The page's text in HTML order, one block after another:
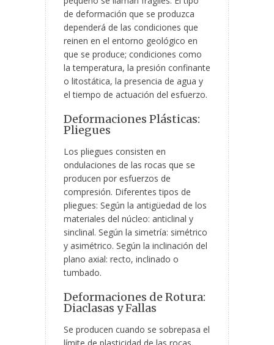
de deformación que se produzca
dependerá de las condiciones que
reinen en el entorno geológico en
que se produce; condiciones como
la temperatura, la presión confinante
o litostática, la presencia de agua y
el tiempo de actuación del esfuerzo.
Deformaciones Plásticas:
Pliegues
Los pliegues consisten en
ondulaciones de las rocas que se
producen por esfuerzos de
compresión. Diferentes tipos de
pliegues: Según la antigüedad de los
materiales del núcleo: anticlinal y
sinclinal. Según la simetría: simétrico
y asimétrico. Según la inclinación del
plano axial: recto, inclinado o
tumbado.
Deformaciones de Rotura:
Diaclasas y Fallas
Se producen cuando se sobrepasa el